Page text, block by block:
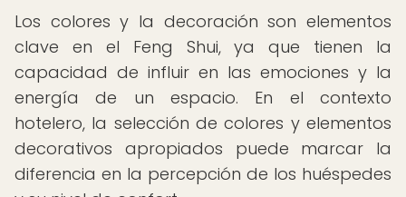
Los colores y la decoración son elementos
clave en el Feng Shui, ya que tienen la
capacidad de influir en las emociones y la
energía de un espacio. En el contexto
hotelero, la selección de colores y elementos
decorativos apropiados puede marcar la
diferencia en la percepción de los huéspedes